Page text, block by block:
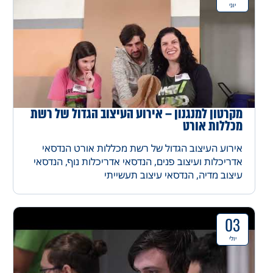
יוני
מקרטון למנגנון – אירוע העיצוב הגדול של רשת
מכללות אורט
אירוע העיצוב הגדול של רשת מכללות אורט הנדסאי
אדריכלות ועיצוב פנים, הנדסאי אדריכלות נוף, הנדסאי
עיצוב מדיה, הנדסאי עיצוב תעשייתי
03
יולי